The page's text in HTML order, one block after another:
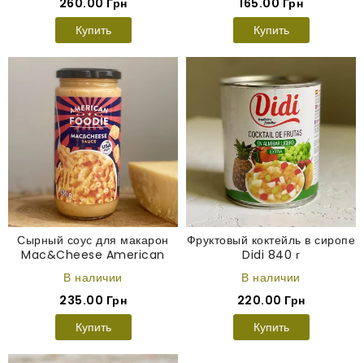
Купить
Купить
Сырный соус для макарон
Mac&Cheese American
В наличии
235.00 Грн
Купить
Фруктовый коктейль в сиропе
Didi 840 г
В наличии
220.00 Грн
Купить